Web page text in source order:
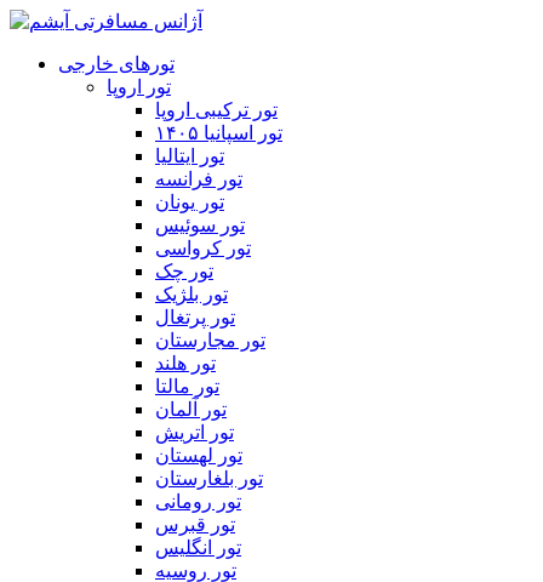
تورهای خارجی
تور اروپا
تور ترکیبی اروپا
تور اسپانیا ۱۴۰۵
تور ایتالیا
تور فرانسه
تور یونان
تور سوئیس
تور کرواسی
تور چک
تور بلژیک
تور پرتغال
تور مجارستان
تور هلند
تور مالتا
تور آلمان
تور اتریش
تور لهستان
تور بلغارستان
تور رومانی
تور قبرس
تور انگلیس
تور روسیه